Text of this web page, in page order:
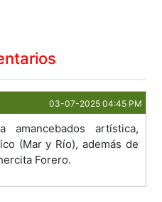
03-07-2025 04:45 PM
amancebados artística,
(Mar y Río), además de
Forero.